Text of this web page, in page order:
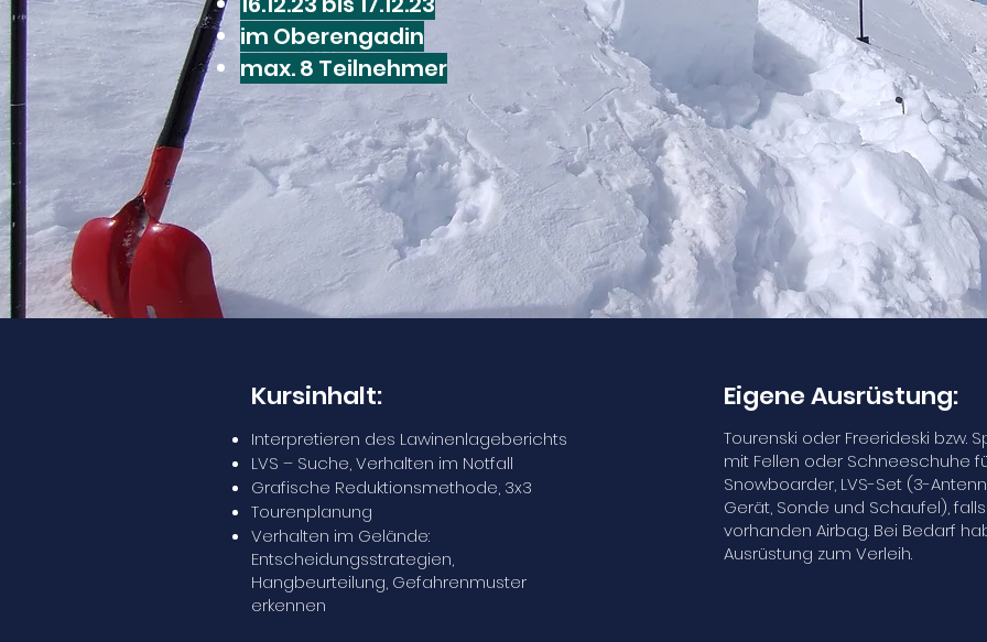
im Oberengadin
max. 8 Teilnehmer
Kursinhalt:
Interpretieren des Lawinenlageberichts
LVS – Suche, Verhalten im Notfall
Grafische Reduktionsmethode, 3x3
Tourenplanung
Verhalten im Gelände:
Entscheidungsstrategien,
Hangbeurteilung, Gefahrenmuster
erkennen
Eigene Ausrüstung:
Tourenski oder Freerideski bzw.
mit Fellen oder Schneeschuhe
Snowboarder, LVS-Set (3-
Gerät, Sonde und Schaufel), falls
vorhanden Airbag. Bei Bedarf
Ausrüstung zum Verleih.